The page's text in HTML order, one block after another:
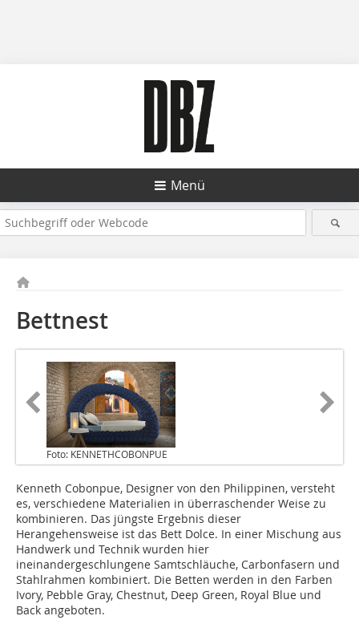
Menü
Bettnest
Foto: KENNETHCOBONPUE
Kenneth Cobonpue, Designer von den Philippinen, versteht
es, verschiedene Materialien in überraschender Weise zu
kombinieren. Das jüngste Ergebnis dieser
Herangehensweise ist das Bett Dolce. In einer Mischung aus
Handwerk und Technik wurden hier
ineinandergeschlungene Samtschläuche, Carbonfasern und
Stahlrahmen kombiniert. Die Betten werden in den Farben
Ivory, Pebble Gray, Chestnut, Deep Green, Royal Blue und
Back angeboten.